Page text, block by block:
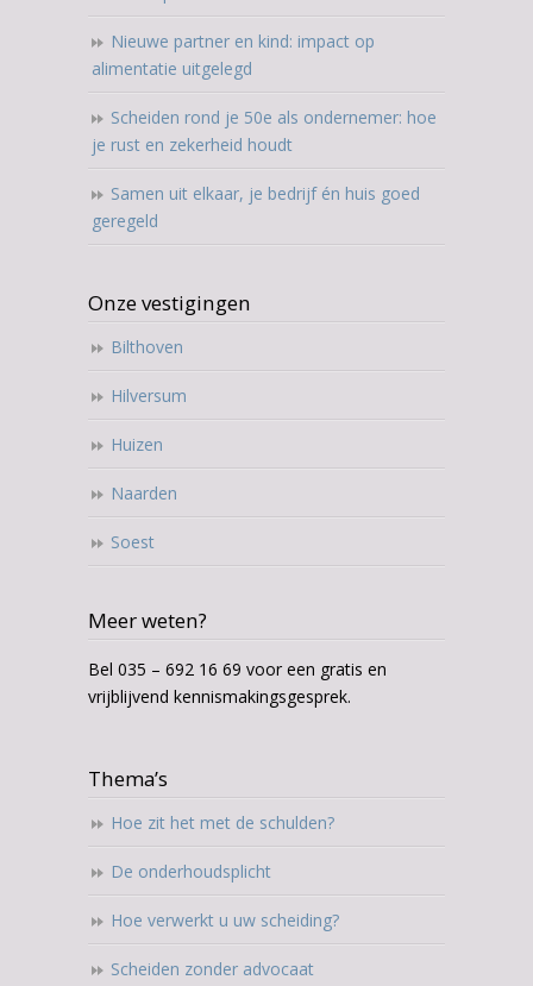
Nieuwe partner en kind: impact op
alimentatie uitgelegd
Scheiden rond je 50e als ondernemer: hoe
je rust en zekerheid houdt
Samen uit elkaar, je bedrijf én huis goed
geregeld
Onze vestigingen
Bilthoven
Hilversum
Huizen
Naarden
Soest
Meer weten?
Bel 035 – 692 16 69 voor een gratis en
vrijblijvend kennismakingsgesprek.
Thema’s
Hoe zit het met de schulden?
De onderhoudsplicht
Hoe verwerkt u uw scheiding?
Scheiden zonder advocaat